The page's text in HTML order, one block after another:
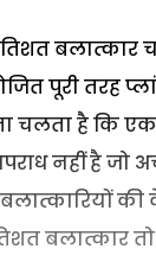
बलात्कार
पूरी तरह
चलता है कि
नहीं है जो
बलात्कार तो